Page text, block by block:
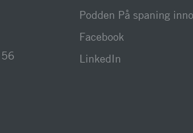
56
Podden På spaning
Facebook
LinkedIn